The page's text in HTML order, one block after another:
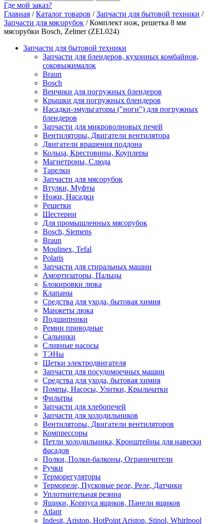
Где мой заказ?
Главная /Каталог товаров /Запчасти для бытовой техники /
Запчасти для мясорубок /Комплект нож, решетка 8 мм
мясорубки Bosch, Zelmer (ZEL024)
Запчасти для бытовой техники
Запчасти для блендеров, кухонных комбайнов,
соковыжималок
Braun
Bosch
Венчики для погружных блендеров
Крышки для погружных блендеров
Насадки-эмульгаторы ("ноги") для погружных
блендеров
Запчасти для микроволновых печей
Вентиляторы, Двигатели вентилятора
Двигатели вращения поддона
Кольца, Крестовины, Коуплеры
Магнетроны, Слюда
Тарелки
Запчасти для мясорубок
Втулки, Муфты
Ножи, Насадки
Решетки
Шестерни
Для промышленных мясорубок
Bosch, Siemens
Braun
Moulinex, Tefal
Polaris
Запчасти для стиральных машин
Амортизаторы, Пальцы
Блокировки люка
Клапаны
Средства для ухода, бытовая химия
Манжеты люка
Подшипники
Ремни приводные
Сальники
Сливные насосы
ТЭНы
Щетки электродвигателя
Запчасти для посудомоечных машин
Средства для ухода, бытовая химия
Помпы, Насосы, Улитки, Крыльчатки
Фильтры
Запчасти для хлебопечей
Запчасти для холодильников
Вентиляторы, Двигатели вентиляторов
Компрессоры
Петли холодильника, Кронштейны для навески
фасадов
Полки, Полки-балконы, Ограничители
Ручки
Терморегуляторы
Термореле, Пусковые реле, Реле, Датчики
Уплотнительная резина
Ящики, Корпуса ящиков, Панели ящиков
Atlant
Indesit, Ariston, HotPoint Ariston, Stinol, Whirlpool